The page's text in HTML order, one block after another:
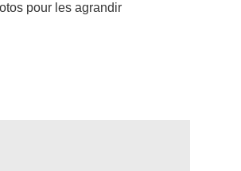
pour les agrandir